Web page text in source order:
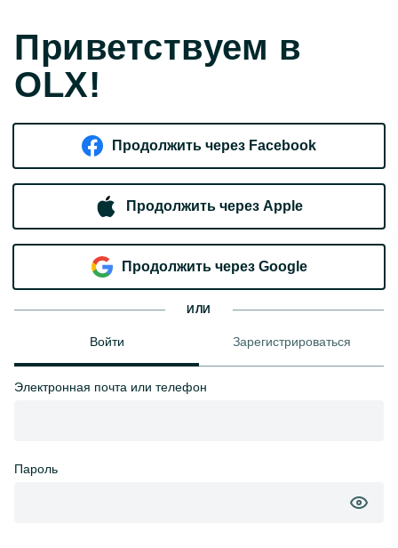
Приветствуем в
OLX!
Продолжить через Facebook
Продолжить через Apple
Продолжить через Google
ИЛИ
Войти Зарегистрироваться
Электронная почта или телефон
Пароль